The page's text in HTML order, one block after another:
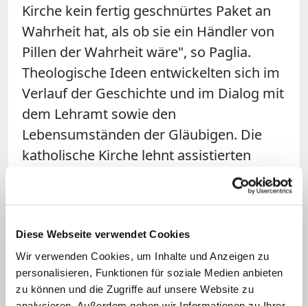
Diese Webseite verwendet Cookies
Wir verwenden Cookies, um Inhalte und Anzeigen zu
personalisieren, Funktionen für soziale Medien anbieten
zu können und die Zugriffe auf unsere Website zu
Kirche kein fertig geschnürtes Paket an
Wahrheit hat, als ob sie ein Händler von
Pillen der Wahrheit wäre", so Paglia.
Theologische Ideen entwickelten sich im
Verlauf der Geschichte und im Dialog mit
dem Lehramt sowie den
Lebensumständen der Gläubigen. Die
katholische Kirche lehnt assistierten
stattdessen für eine intensive Begleitung
Palliativmedizin.
Paglias Beitrag wurde von der
italienischen Vereinigung "Pro Vita e